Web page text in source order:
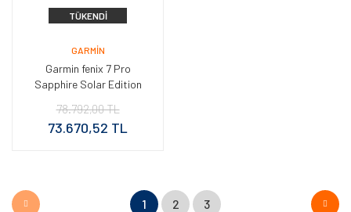
TÜKENDI
GARMIN
Garmin fenix 7 Pro
Sapphire Solar Edition
Kayışlı
78.792,00 TL
73.670,52 TL
1 2 3